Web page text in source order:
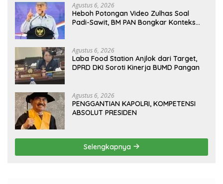
Agustus 6, 2026
Heboh Potongan Video Zulhas Soal
Padi-Sawit, BM PAN Bongkar Konteks
Agustus 6, 2026
Laba Food Station Anjlok dari Target,
DPRD DKI Soroti Kinerja BUMD Pangan
Agustus 6, 2026
PENGGANTIAN KAPOLRI, KOMPETENSI
ABSOLUT PRESIDEN
Selengkapnya